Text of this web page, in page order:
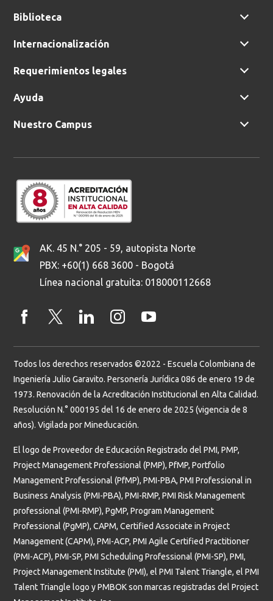
Biblioteca
Internacionalización
Requerimientos legales
Ayuda
Nuestro Campus
AK. 45 N.° 205 - 59, autopista Norte
PBX: +60(1) 668 3600 - Bogotá
Línea nacional gratuita: 018000112668
Todos los derechos reservados ©2022 - Escuela Colombiana de
Ingeniería Julio Garavito. Personería Jurídica 086 de enero 19 de
1973. Renovación de la Acreditación Institucional en Alta Calidad.
Resolución N.° 000195 del 16 de enero de 2025 (vigencia de 8
años). Vigilada por Mineducación.
El logo de Proveedor de Educación Registrado del PMI, PMP,
Project Management Professional (PMP), PfMP, Portfolio
Management Professional (PfMP), PMI-PBA, PMI Professional in
Business Analysis (PMI-PBA), PMI-RMP, PMI Risk Management
professional (PMI-RMP), PgMP, Program Management
Professional (PgMP), CAPM, Certified Associate in Project
Management (CAPM), PMI-ACP, PMI Agile Certified Practitioner
(PMI-ACP), PMI-SP, PMI Scheduling Professional (PMI-SP), PMI,
Project Management Institute (PMI), el PMI Talent Triangle, el PMI
Talent Triangle logo y PMBOK son marcas registradas del Project